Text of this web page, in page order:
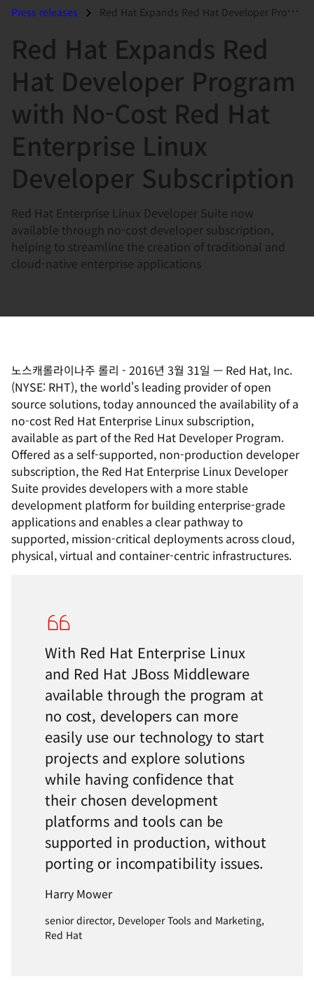
Press releases Red Hat Expands Red Hat Developer Program with No-Cost Red Hat Enterpr...
Red Hat Expands Red
Hat Developer Program
with No-Cost Red Hat
Enterprise Linux
Developer Subscription
Red Hat Enterprise Linux Developer Suite now
available through no-cost developer subscription,
helping to streamline the creation of traditional and
cloud-native enterprise applications
노스캐롤라이나주 롤리 - 2016년 3월 31일 — Red Hat, Inc.
(NYSE: RHT), the world's leading provider of open
source solutions, today announced the availability of a
no-cost Red Hat Enterprise Linux subscription,
available as part of the Red Hat Developer Program.
Offered as a self-supported, non-production developer
subscription, the Red Hat Enterprise Linux Developer
Suite provides developers with a more stable
development platform for building enterprise-grade
applications and enables a clear pathway to
supported, mission-critical deployments across cloud,
physical, virtual and container-centric infrastructures.
With Red Hat Enterprise Linux
and Red Hat JBoss Middleware
available through the program at
no cost, developers can more
easily use our technology to start
projects and explore solutions
while having confidence that
their chosen development
platforms and tools can be
supported in production, without
porting or incompatibility issues.
Harry Mower
senior director, Developer Tools and Marketing,
Red Hat